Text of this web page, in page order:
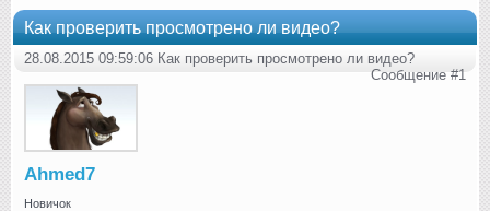
Как проверить просмотрено ли видео?
28.08.2015 09:59:06 Как проверить просмотрено ли видео?
Сообщение #1
Ahmed7
Новичок